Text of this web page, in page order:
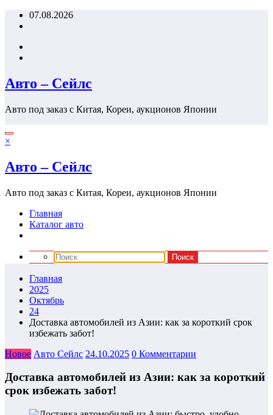
Перейти07.08.2026
Авто – Сейлс
Авто под заказ с Китая, Кореи, аукционов Японии
×
Авто – Сейлс
Авто под заказ с Китая, Кореи, аукционов Японии
Главная
Каталог авто
Главная
2025
Октябрь
24
Доставка автомобилей из Азии: как за короткий срок
избежать забот!
Новое Авто Сейлс 24.10.2025 0 Комментарии
Доставка автомобилей из Азии: как за короткий
срок избежать забот!